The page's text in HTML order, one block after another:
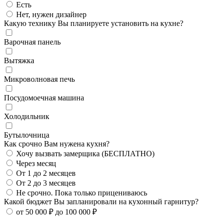
Есть
Нет, нужен дизайнер
Какую технику Вы планируете установить на кухне?
Варочная панель
Вытяжка
Микроволновая печь
Посудомоечная машина
Холодильник
Бутылочница
Как срочно Вам нужена кухня?
Хочу вызвать замерщика (БЕСПЛАТНО)
Через месяц
От 1 до 2 месяцев
От 2 до 3 месяцев
Не срочно. Пока только прицениваюсь
Какой бюджет Вы запланировали на кухонный гарнитур?
от 50 000 ₽ до 100 000 ₽